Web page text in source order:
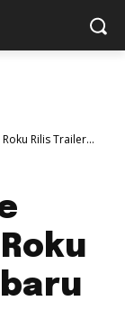
Rilis Trailer...